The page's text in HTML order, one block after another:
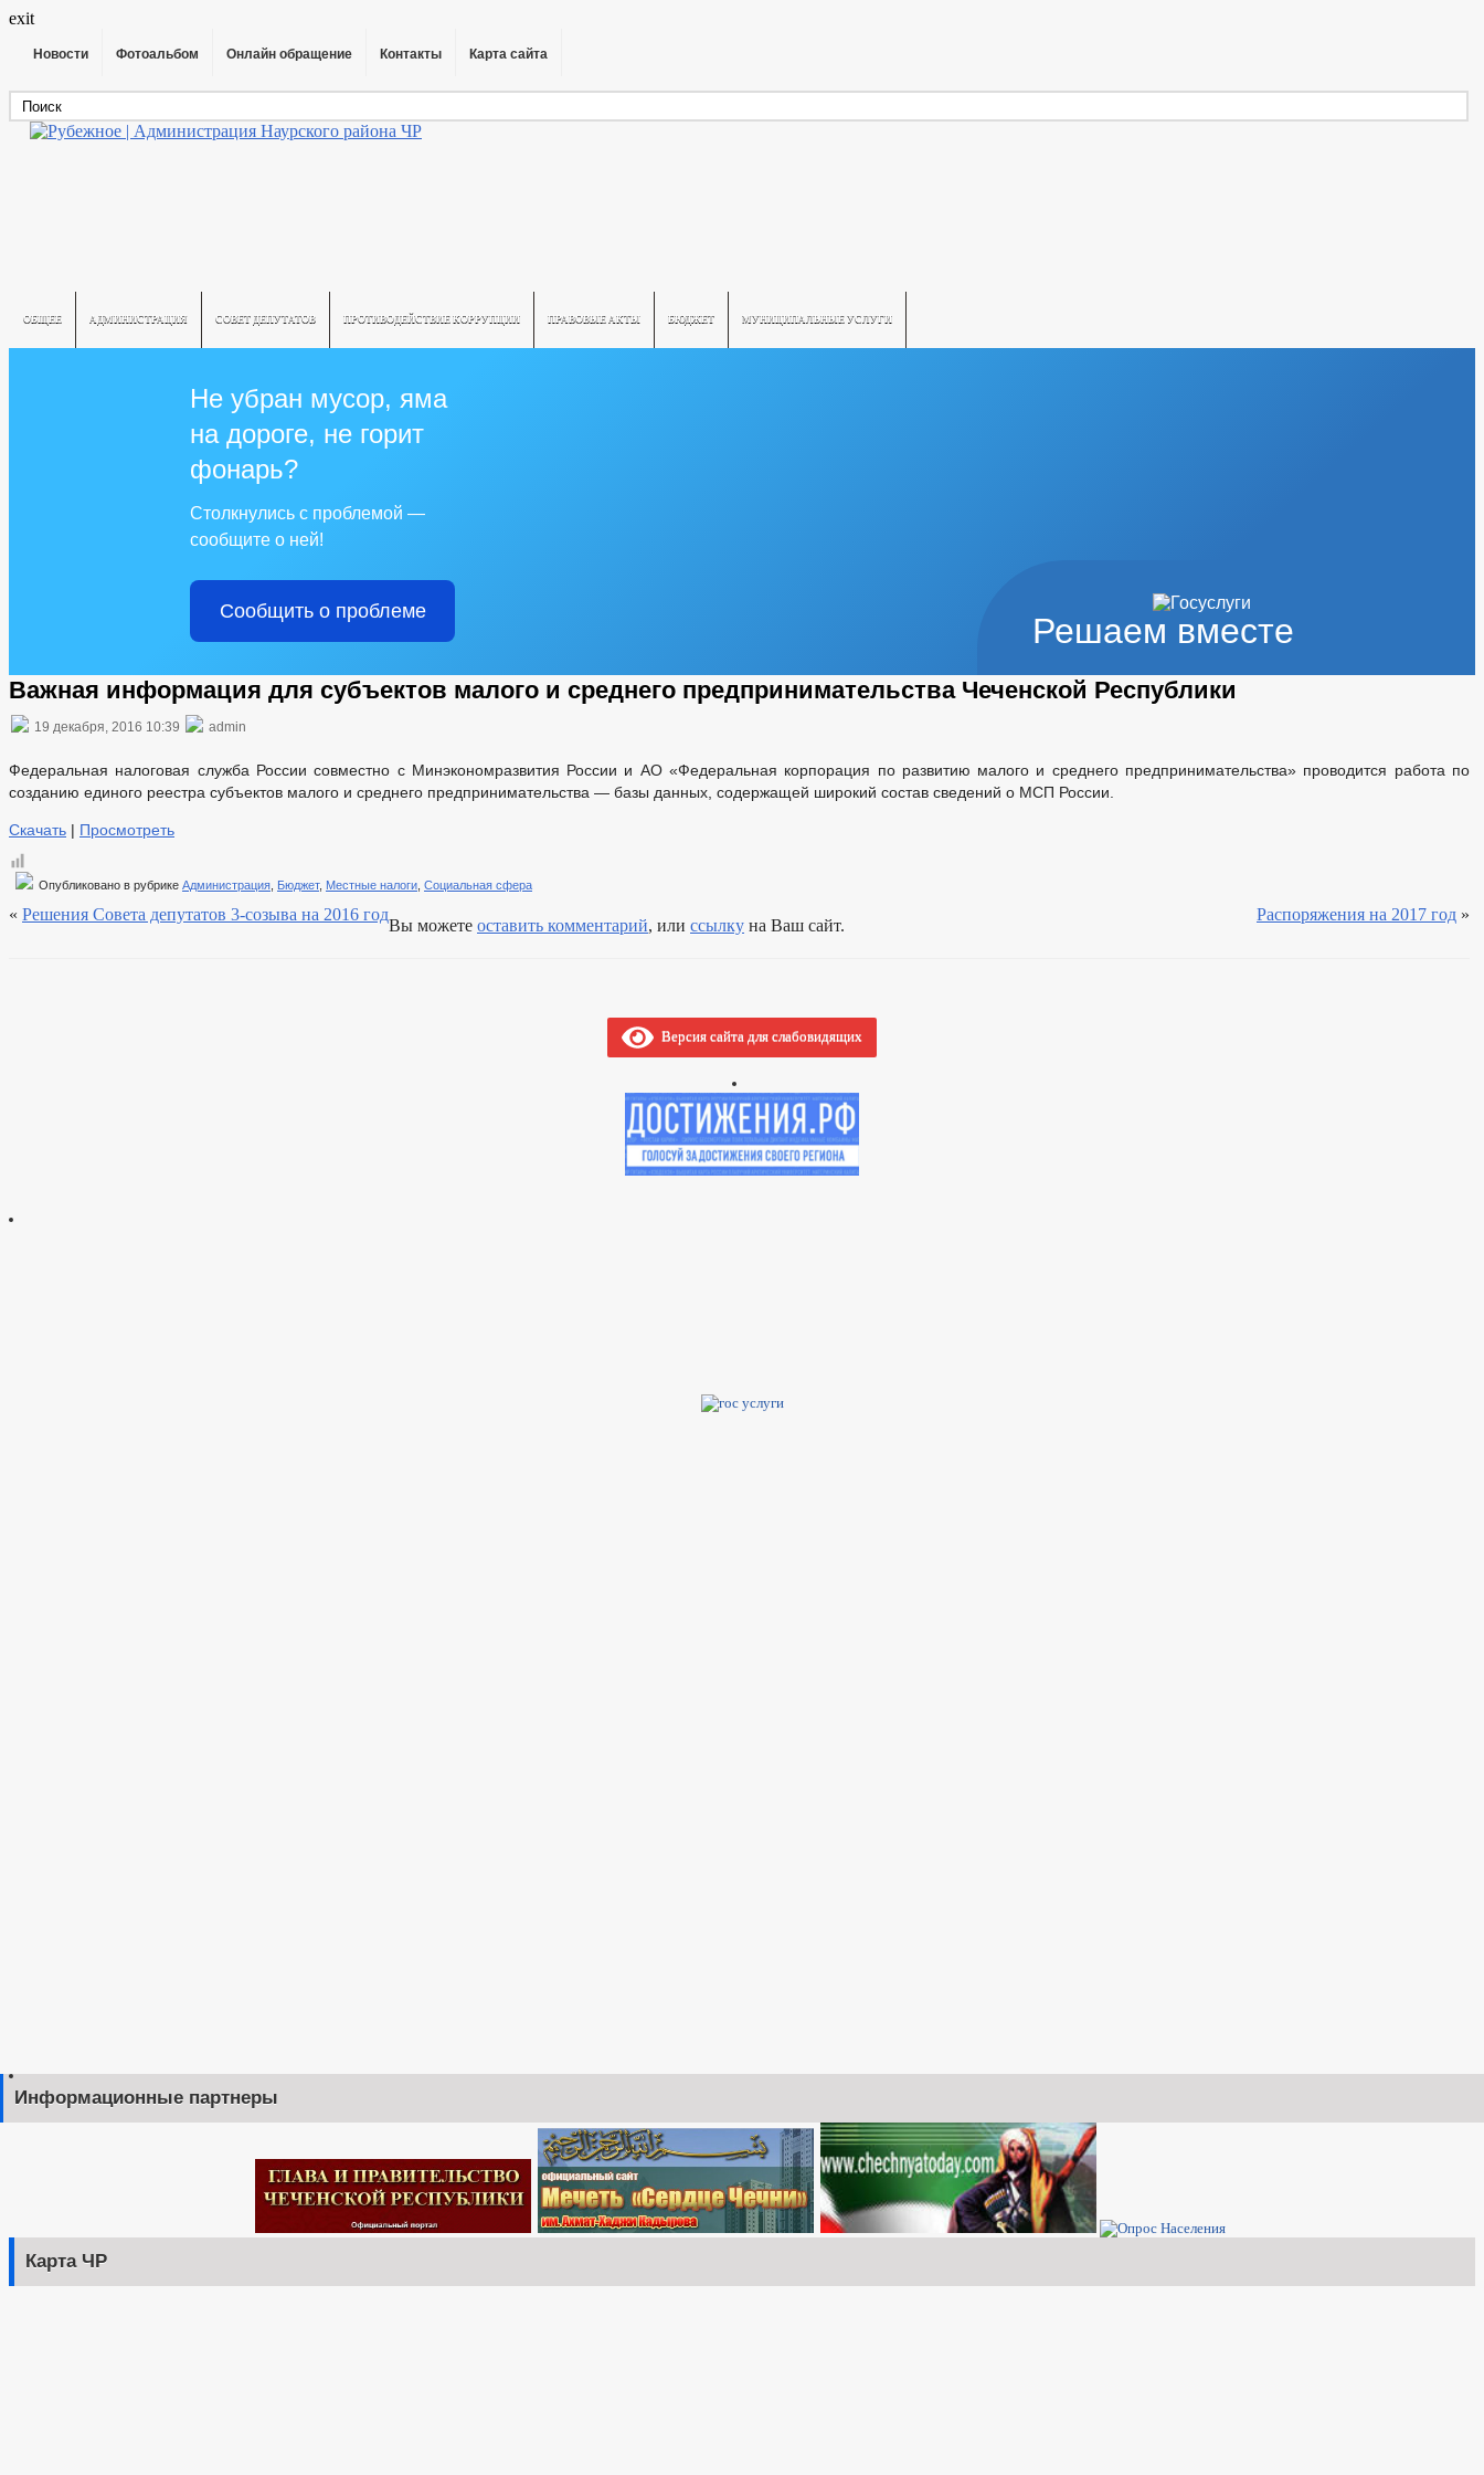
exit
Новости Фотоальбом Онлайн обращение Контакты Карта сайта
ОБЩЕЕ АДМИНИСТРАЦИЯ СОВЕТ ДЕПУТАТОВ ПРОТИВОДЕЙСТВИЕ КОРРУПЦИИ ПРАВОВЫЕ АКТЫ БЮДЖЕТ МУНИЦИПАЛЬНЫЕ УСЛУГИ
Решаем вместе
Не убран мусор, яма
на дороге, не горит
фонарь?
Столкнулись с проблемой —
сообщите о ней!
Сообщить о проблеме
Важная информация для субъектов малого и среднего предпринимательства Чеченской Республики
19 декабря, 2016 10:39 admin
Федеральная налоговая служба России совместно с Минэкономразвития России и АО «Федеральная корпорация по развитию малого и среднего предпринимательства» проводится работа по
созданию единого реестра субъектов малого и среднего предпринимательства — базы данных, содержащей широкий состав сведений о МСП России.
Скачать | Просмотреть
Опубликовано в рубрике Администрация Бюджет, Местные налоги Социальная сфера
« Решения Совета депутатов 3-созыва на 2016 год Распоряжения на 2017 год »
Вы можете оставить комментарий, или ссылку на Ваш сайт.
Версия сайта для слабовидящих
Информационные партнеры
Карта ЧР